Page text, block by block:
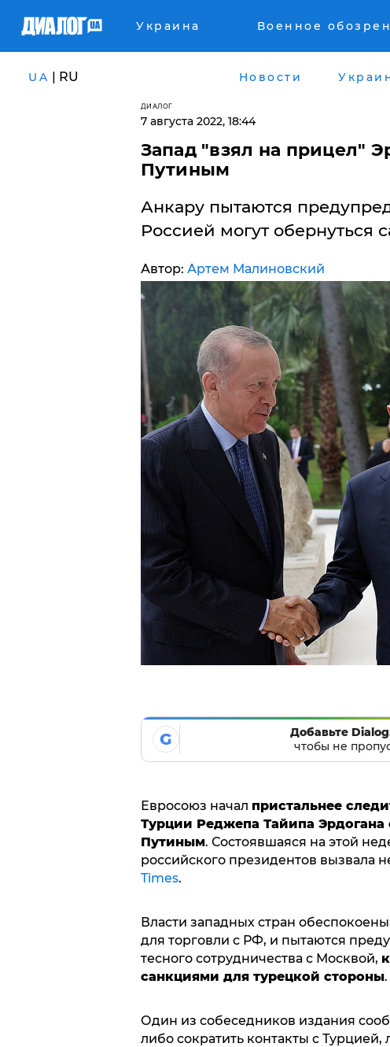
Украина Военное
UA | RU Новости
ДИАЛОГ
7 августа 2022, 18:44
Запад "взял на прицел"
Путиным
Анкару пытаются
Россией могут обернуться
Автор: Артем Малиновский
G
Добавьте
чтобы не
Евросоюз начал пристальнее
Турции Реджепа Тайипа
Путиным. Состоявшаяся на этой
российского президентов вызвала
Times.
Власти западных стран
для торговли с РФ, и пытаются
тесного сотрудничества с Москвой,
санкциями для турецкой стороны.
Один из собеседников издания
либо сократить контакты с Турцией,